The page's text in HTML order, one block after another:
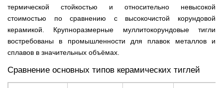
термической стойкостью и относительно невысокой
стоимостью по сравнению с высокочистой корундовой
керамикой. Крупноразмерные муллитокорундовые тигли
востребованы в промышленности для плавок металлов и
сплавов в значительных объёмах.
Сравнение основных типов керамических тиглей